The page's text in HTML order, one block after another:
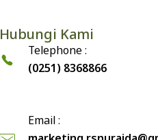
Hubungi Kami
Telephone :
(0251) 8368866
Email :